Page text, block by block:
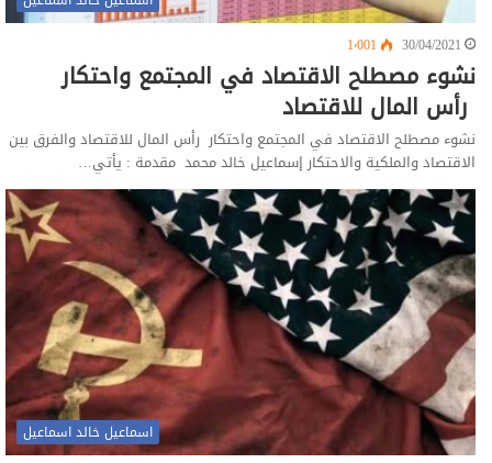
30/04/2021
1٬001
نشوء مصطلح الاقتصاد في المجتمع واحتكار
رأس المال للاقتصاد
نشوء مصطلح الاقتصاد في المجتمع واحتكار رأس المال للاقتصاد والفرق بين
الاقتصاد والملكية والاحتكار إسماعيل خالد محمد مقدمة : يأتي…
اسماعيل خالد اسماعيل